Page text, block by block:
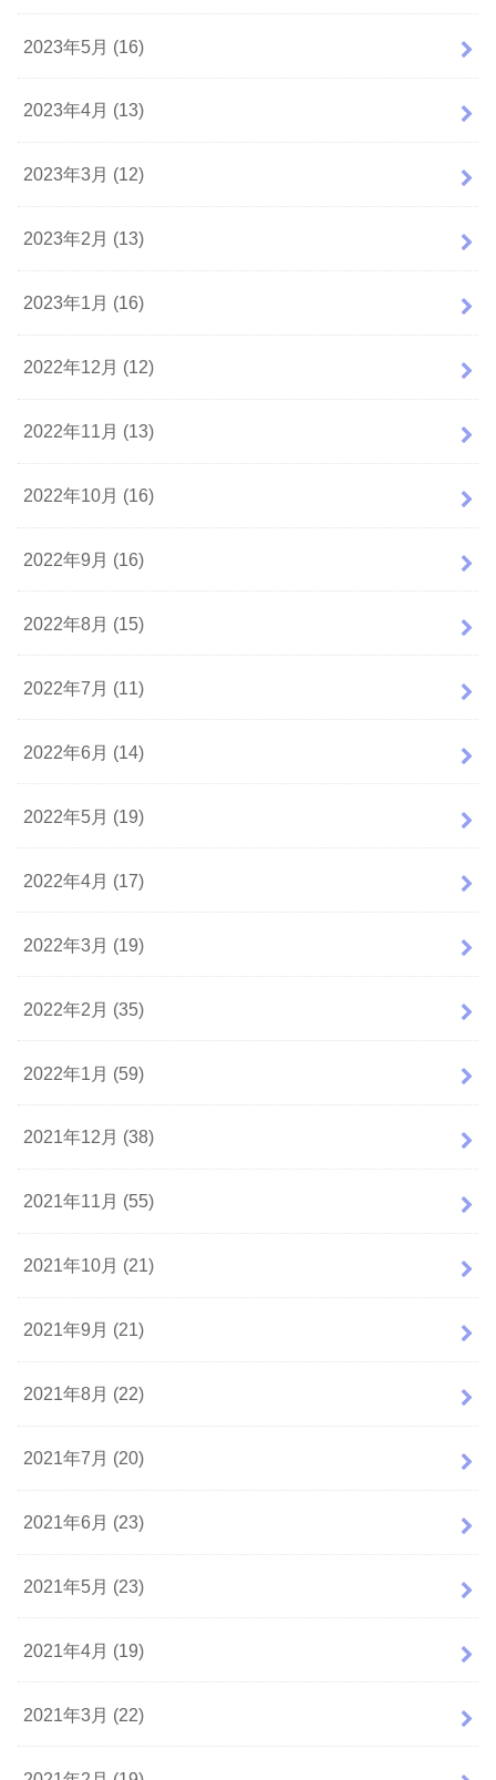
2023年5月 (16)
2023年4月 (13)
2023年3月 (12)
2023年2月 (13)
2023年1月 (16)
2022年12月 (12)
2022年11月 (13)
2022年10月 (16)
2022年9月 (16)
2022年8月 (15)
2022年7月 (11)
2022年6月 (14)
2022年5月 (19)
2022年4月 (17)
2022年3月 (19)
2022年2月 (35)
2022年1月 (59)
2021年12月 (38)
2021年11月 (55)
2021年10月 (21)
2021年9月 (21)
2021年8月 (22)
2021年7月 (20)
2021年6月 (23)
2021年5月 (23)
2021年4月 (19)
2021年3月 (22)